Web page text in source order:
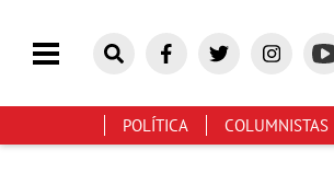
POLÍTICA COLUMNISTAS